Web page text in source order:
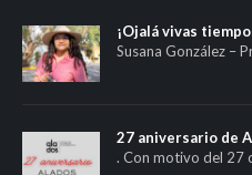
¡Ojalá vivas
Susana González –
27 aniversario de
. Con motivo del 27